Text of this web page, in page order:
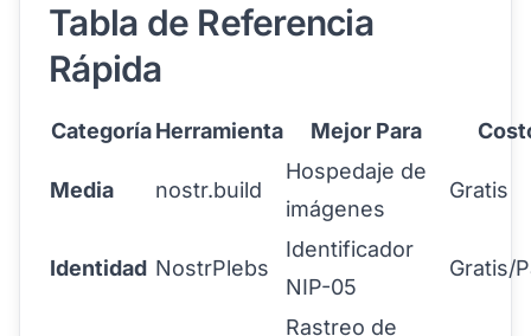
Tabla de Referencia
Rápida
CategoríaHerramienta Mejor Para
Media nostr.build
Hospedaje de
imágenes
Gratis
Identidad NostrPlebs
Identificador
NIP-05
Gratis/
Rastreo de